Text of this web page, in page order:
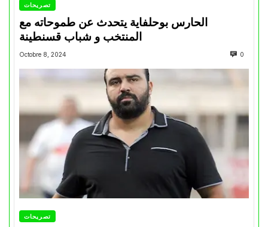
تصريحات
الحارس بوحلفاية يتحدث عن طموحاته مع
المنتخب و شباب قسنطينة
Octobre 8, 2024 0
تصريحات